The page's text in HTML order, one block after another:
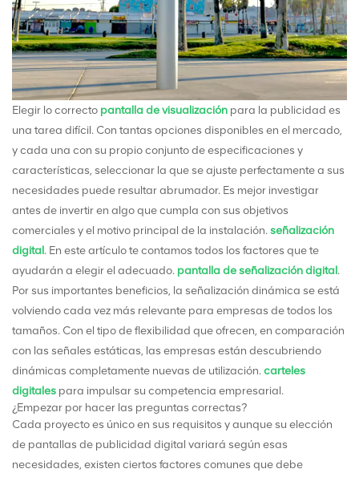
Elegir lo correcto pantalla de visualización para la publicidad es
una tarea difícil. Con tantas opciones disponibles en el mercado,
y cada una con su propio conjunto de especificaciones y
características, seleccionar la que se ajuste perfectamente a sus
necesidades puede resultar abrumador. Es mejor investigar
antes de invertir en algo que cumpla con sus objetivos
comerciales y el motivo principal de la instalación.señalización
digital. En este artículo te contamos todos los factores que te
ayudarán a elegir el adecuado. pantalla de señalización digital.
Por sus importantes beneficios, la señalización dinámica se está
volviendo cada vez más relevante para empresas de todos los
tamaños. Con el tipo de flexibilidad que ofrecen, en comparación
con las señales estáticas, las empresas están descubriendo
dinámicas completamente nuevas de utilización.carteles
digitales para impulsar su competencia empresarial.
¿Empezar por hacer las preguntas correctas?
Cada proyecto es único en sus requisitos y aunque su elección
de pantallas de publicidad digital variará según esas
necesidades, existen ciertos factores comunes que debe